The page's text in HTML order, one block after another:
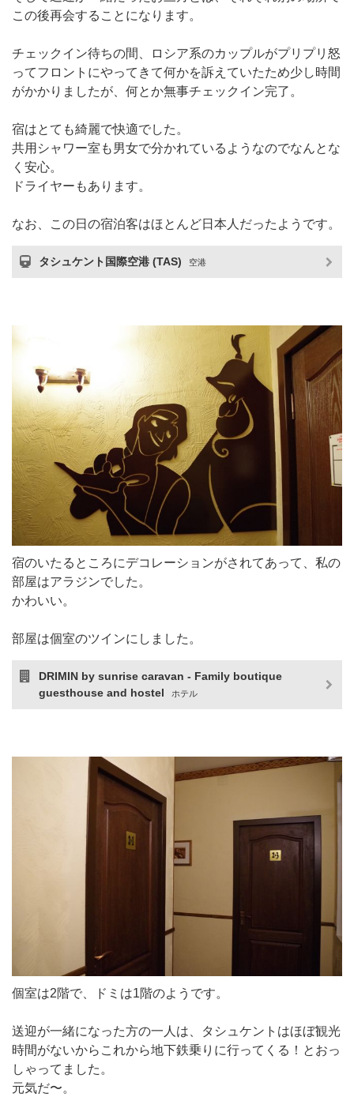
この後再会することになります。
チェックイン待ちの間、ロシア系のカップルがプリプリ怒
ってフロントにやってきて何かを訴えていたため少し時間
がかかりましたが、何とか無事チェックイン完了。
宿はとても綺麗で快適でした。
共用シャワー室も男女で分かれているようなのでなんとな
く安心。
ドライヤーもあります。
なお、この日の宿泊客はほとんど日本人だったようです。
タシュケント国際空港 (TAS) 空港
宿のいたるところにデコレーションがされてあって、私の
部屋はアラジンでした。
かわいい。
部屋は個室のツインにしました。
DRIMIN by sunrise caravan - Family boutique
guesthouse and hostel
ホテル
個室は2階で、ドミは1階のようです。
送迎が一緒になった方の一人は、タシュケントはほぼ観光
時間がないからこれから地下鉄乗りに行ってくる！とおっ
しゃってました。
元気だ〜。